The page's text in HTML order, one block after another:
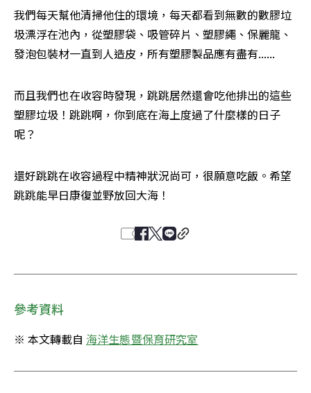
我們每天幫他清掃他住的環境，每天都看到無數的數膠垃
圾漂浮在池內，從塑膠袋、吸管碎片、塑膠繩、保麗龍、
發泡包裝材一直到人造皮，所有塑膠製品應有盡有......
而且我們也在收容時發現，跳跳居然還會吃他排出的這些
塑膠垃圾！跳跳啊，你到底在海上度過了什麼樣的日子
呢？
還好跳跳在收容過程中精神狀況尚可，很願意吃飯。希望
跳跳能早日康復並野放回大海！
參考資料
※ 本文轉載自 海洋生態暨保育研究室